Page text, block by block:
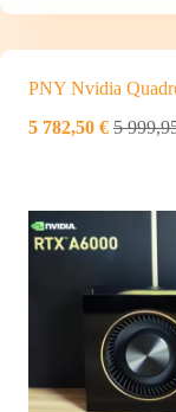
PNY Nvidia
5 782,50 € 5